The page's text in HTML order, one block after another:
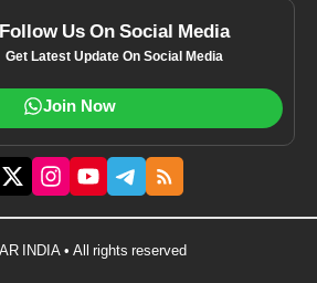
Follow Us On Social Media
Get Latest Update On Social Media
Join Now
INDIA • All rights reserved